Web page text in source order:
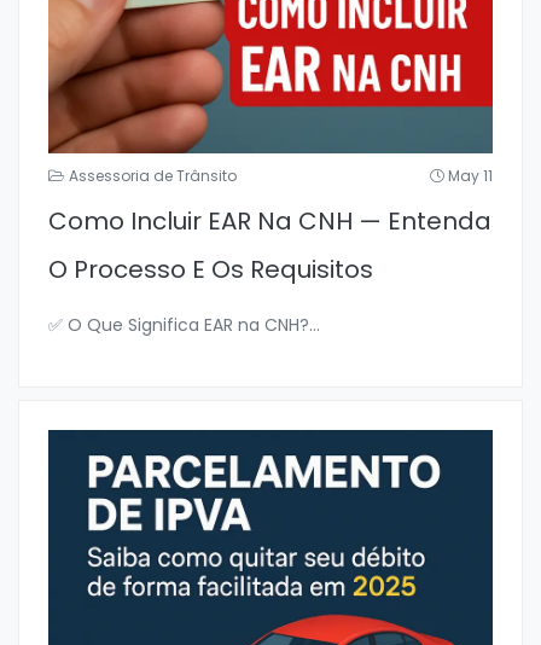
Assessoria de Trânsito May 11
Como Incluir EAR Na CNH — Entenda
O Processo E Os Requisitos
✅ O Que Significa EAR na CNH?...